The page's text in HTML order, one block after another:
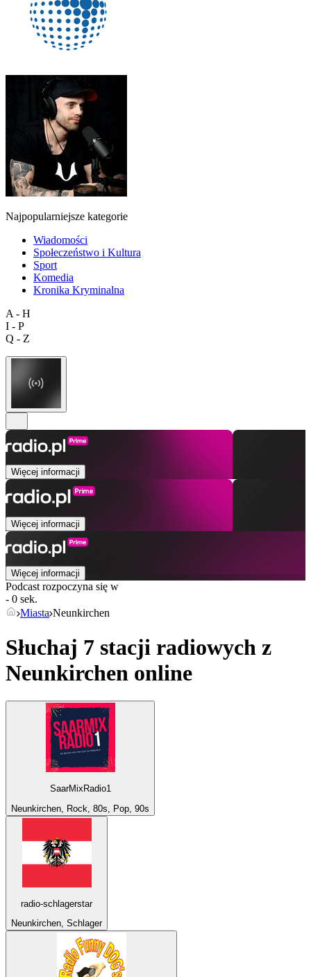
Najpopularniejsze kategorie
Wiadomości
Społeczeństwo i Kultura
Sport
Komedia
Kronika Kryminalna
A - H
I - P
Q - Z
Więcej informacji
Więcej informacji
Więcej informacji
Podcast rozpoczyna się w
- 0 sek.
Miasta Neunkirchen
Słuchaj 7 stacji radiowych z
Neunkirchen online
SaarMixRadio1
Neunkirchen, Rock, 80s, Pop, 90s
radio-schlagerstar
Neunkirchen, Schlager